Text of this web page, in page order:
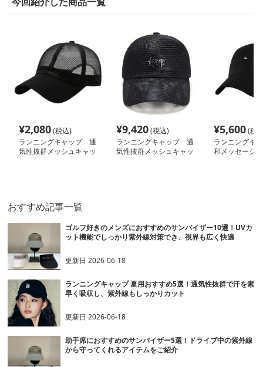
¥2,080(税込)
ランニングキャップ 通
気性抜群メッシュキャッ
¥9,420(税込)
ランニングキャップ 通
気性抜群メッシュキャッ
¥5,600(税
ランニングキ
和メッセージ
おすすめ記事一覧
ゴルフ好きのメンズにおすすめのサンバイザー10選！UVカ
ット機能でしっかり紫外線対策でき、視界も広く快適
更新日2026-06-18
ランニングキャップ 夏用おすすめ5選！通気性抜群で汗を素
早く吸収し、紫外線もしっかりカット
更新日2026-06-18
助手席におすすめのサンバイザー5選！ドライブ中の紫外線
から守ってくれるアイテムをご紹介